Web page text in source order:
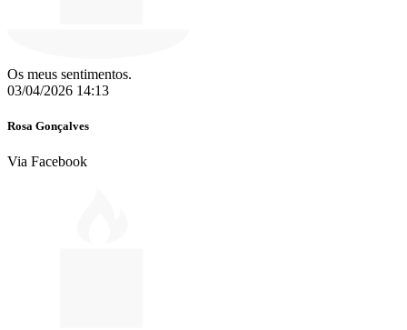
Os meus sentimentos.
03/04/2026 14:13
Rosa Gonçalves
Via Facebook